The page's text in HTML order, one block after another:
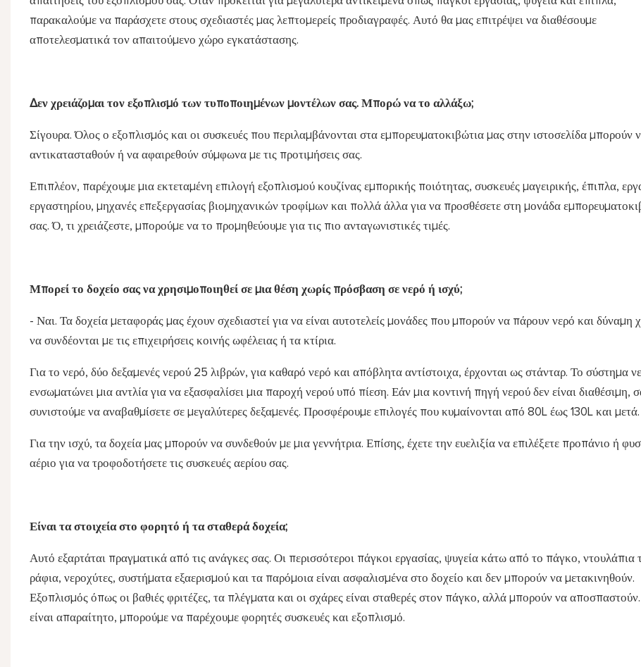
παρακαλούμε να παράσχετε στους σχεδιαστές μας λεπτομερείς προδιαγραφές. Αυτό θα μας επιτρέψει να διαθέσουμε
αποτελεσματικά τον απαιτούμενο χώρο εγκατάστασης.
Δεν χρειάζομαι τον εξοπλισμό των τυποποιημένων μοντέλων σας. Μπορώ να το αλλάξω;
Σίγουρα. Όλος ο εξοπλισμός και οι συσκευές που περιλαμβάνονται στα εμπορευματοκιβώτια μας στην ιστοσελίδα μπορούν
αντικατασταθούν ή να αφαιρεθούν σύμφωνα με τις προτιμήσεις σας.
Επιπλέον, παρέχουμε μια εκτεταμένη επιλογή εξοπλισμού κουζίνας εμπορικής ποιότητας, συσκευές μαγειρικής, έπιπλα,
εργαστηρίου, μηχανές επεξεργασίας βιομηχανικών τροφίμων και πολλά άλλα για να προσθέσετε στη μονάδα
σας. Ό, τι χρειάζεστε, μπορούμε να το προμηθεύουμε για τις πιο ανταγωνιστικές τιμές.
Μπορεί το δοχείο σας να χρησιμοποιηθεί σε μια θέση χωρίς πρόσβαση σε νερό ή ισχύ;
- Ναι. Τα δοχεία μεταφοράς μας έχουν σχεδιαστεί για να είναι αυτοτελείς μονάδες που μπορούν να πάρουν νερό και δύναμη
να συνδέονται με τις επιχειρήσεις κοινής ωφέλειας ή τα κτίρια.
Για το νερό, δύο δεξαμενές νερού 25 λιβρών, για καθαρό νερό και απόβλητα αντίστοιχα, έρχονται ως στάνταρ. Το σύστημα
ενσωματώνει μια αντλία για να εξασφαλίσει μια παροχή νερού υπό πίεση. Εάν μια κοντινή πηγή νερού δεν είναι διαθέσιμη,
συνιστούμε να αναβαθμίσετε σε μεγαλύτερες δεξαμενές. Προσφέρουμε επιλογές που κυμαίνονται από 80L έως 130L και μετά.
Για την ισχύ, τα δοχεία μας μπορούν να συνδεθούν με μια γεννήτρια. Επίσης, έχετε την ευελιξία να επιλέξετε προπάνιο ή
αέριο για να τροφοδοτήσετε τις συσκευές αερίου σας.
Είναι τα στοιχεία στο φορητό ή τα σταθερά δοχεία;
Αυτό εξαρτάται πραγματικά από τις ανάγκες σας. Οι περισσότεροι πάγκοι εργασίας, ψυγεία κάτω από το πάγκο, ντουλάπια
ράφια, νεροχύτες, συστήματα εξαερισμού και τα παρόμοια είναι ασφαλισμένα στο δοχείο και δεν μπορούν να μετακινηθούν.
Εξοπλισμός όπως οι βαθιές φριτέζες, τα πλέγματα και οι σχάρες είναι σταθερές στον πάγκο, αλλά μπορούν να
είναι απαραίτητο, μπορούμε να παρέχουμε φορητές συσκευές και εξοπλισμό.